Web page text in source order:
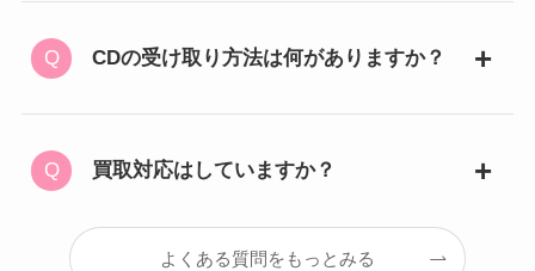
CDの受け取り方法は何がありますか？
買取対応はしていますか？
よくある質問をもっとみる